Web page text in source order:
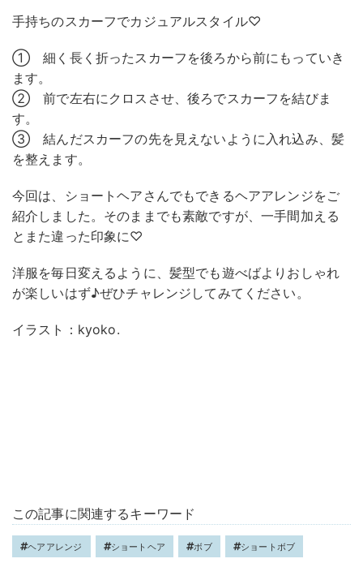
手持ちのスカーフでカジュアルスタイル♡
① 細く長く折ったスカーフを後ろから前にもっていき
ます。
② 前で左右にクロスさせ、後ろでスカーフを結びま
す。
③ 結んだスカーフの先を見えないように入れ込み、髪
を整えます。
今回は、ショートヘアさんでもできるヘアアレンジをご
紹介しました。そのままでも素敵ですが、一手間加える
とまた違った印象に♡
洋服を毎日変えるように、髪型でも遊べばよりおしゃれ
が楽しいはず♪ぜひチャレンジしてみてください。
イラスト：kyoko.
この記事に関連するキーワード
ヘアアレンジ ショートヘア ボブ ショートボブ